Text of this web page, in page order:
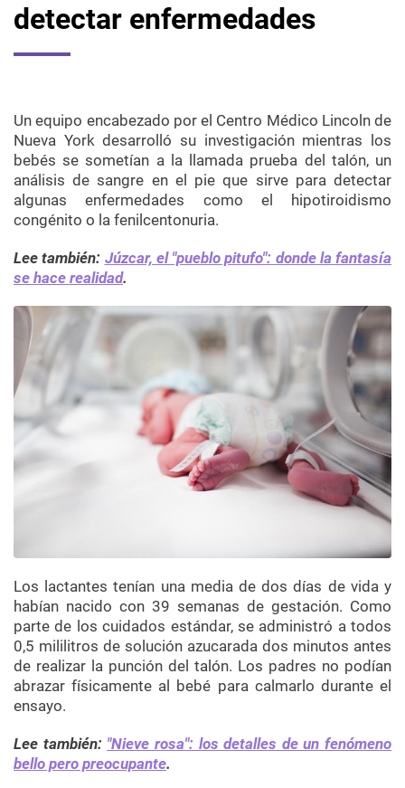
detectar enfermedades
Un equipo encabezado por el Centro Médico Lincoln de
Nueva York desarrolló su investigación mientras los
bebés se sometían a la llamada prueba del talón, un
análisis de sangre en el pie que sirve para detectar
algunas enfermedades como el hipotiroidismo
congénito o la fenilcentonuria.
Lee también: Júzcar, el "pueblo pitufo": donde la fantasía
se hace realidad.
Los lactantes tenían una media de dos días de vida y
habían nacido con 39 semanas de gestación. Como
parte de los cuidados estándar, se administró a todos
0,5 mililitros de solución azucarada dos minutos antes
de realizar la punción del talón. Los padres no podían
abrazar físicamente al bebé para calmarlo durante el
ensayo.
Lee también: "Nieve rosa": los detalles de un fenómeno
bello pero preocupante.